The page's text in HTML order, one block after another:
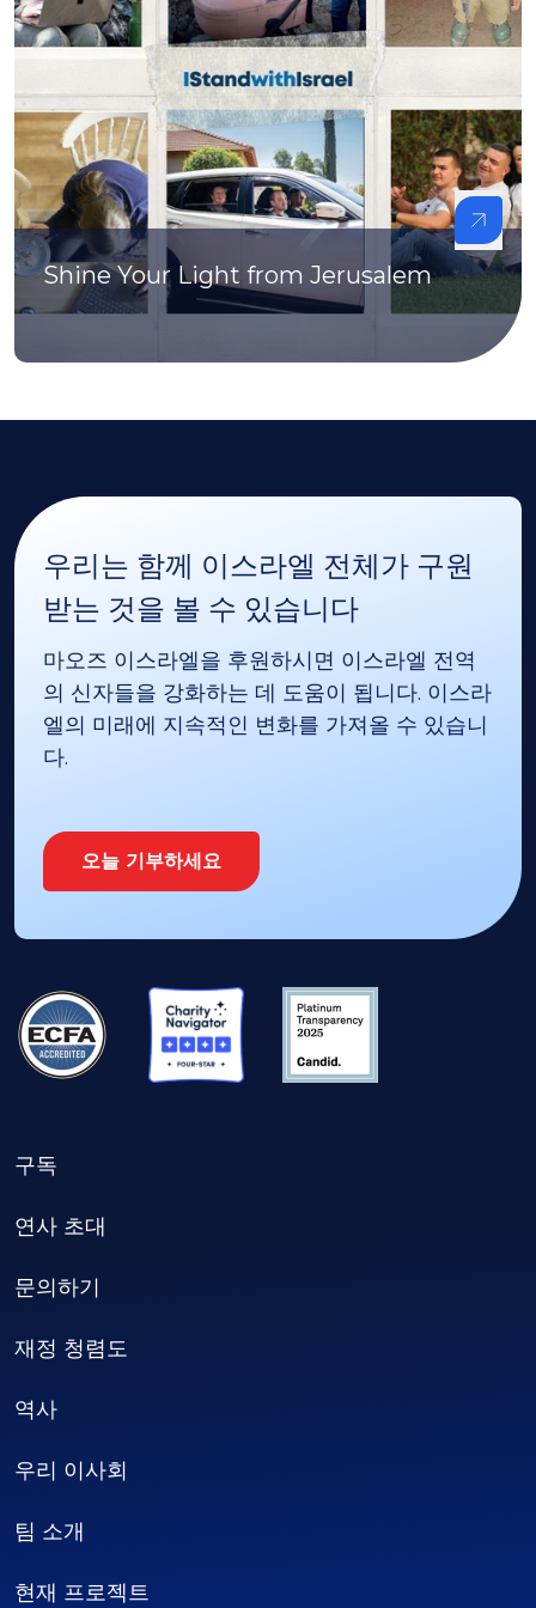
Shine Your Light from Jerusalem
우리는 함께 이스라엘 전체가 구원
받는 것을 볼 수 있습니다
마오즈 이스라엘을 후원하시면 이스라엘 전역
의 신자들을 강화하는 데 도움이 됩니다. 이스라
엘의 미래에 지속적인 변화를 가져올 수 있습니
다.
오늘 기부하세요
구독
연사 초대
문의하기
재정 청렴도
역사
우리 이사회
팀 소개
현재 프로젝트